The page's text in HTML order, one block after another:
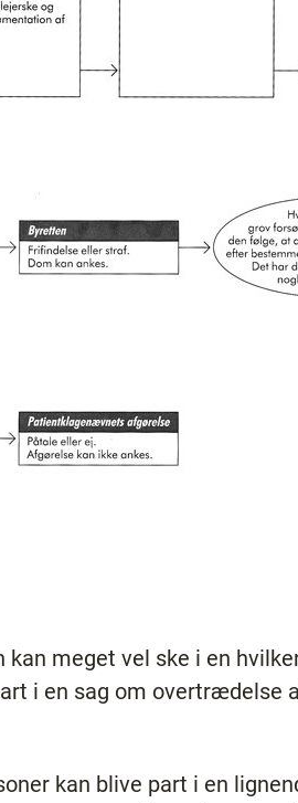
meget vel ske i en
i en sag om overtrædelse
kan blive part i en